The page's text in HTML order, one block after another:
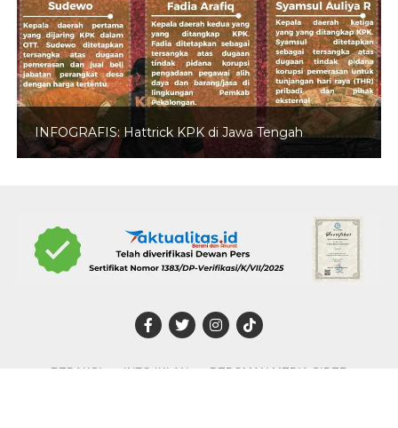
INFOGRAFIS: Hattrick KPK di Jawa Tengah
REDAKSI INFO IKLAN
PEDOMAN MEDIA SIBER